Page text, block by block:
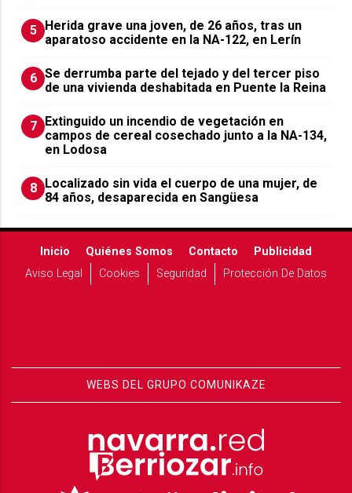
5 Herida grave una joven, de 26 años, tras un
aparatoso accidente en la NA-122, en Lerín
6 Se derrumba parte del tejado y del tercer piso
de una vivienda deshabitada en Puente la Reina
7 Extinguido un incendio de vegetación en
campos de cereal cosechado junto a la NA-134,
en Lodosa
8 Localizado sin vida el cuerpo de una mujer, de
84 años, desaparecida en Sangüesa
Inicio Quiénes Somos Contacto
Publicidad
Aviso Legal
Cookies Seguridad Protección De Datos
WEBS DEL GRUPO COMUNIKAZE